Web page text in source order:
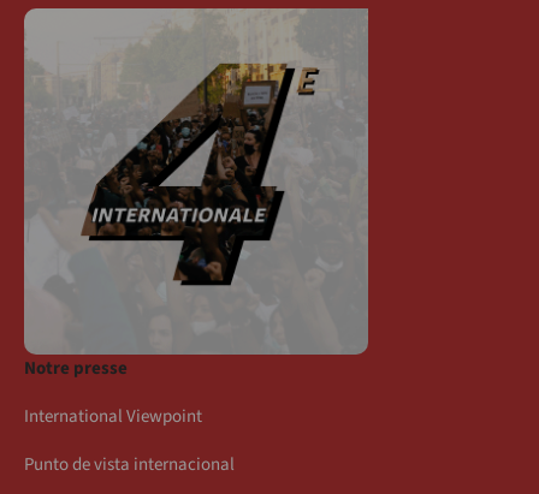
Notre presse
International Viewpoint
Punto de vista internacional